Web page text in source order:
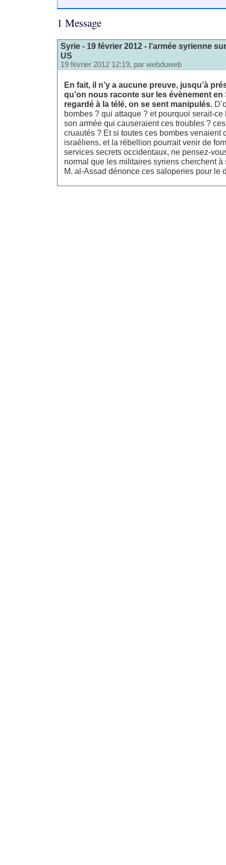
1 Message
Syrie - 19 février 2012 - l’armée syrienne
US
19 février 2012 12:19, par webduweb
En fait, il n’y a aucune preuve, jusqu’à
qu’on nous raconte sur les évènement en
regardé à la télé, on se sent manipulés.
bombes ? qui attaque ? et pourquoi serait-
son armée qui causeraient ces troubles ?
cruautés ? Et si toutes ces bombes venaient
israéliens, et la rébellion pourrait venir de
services secrets occidentaux, ne pensez-
normal que les militaires syriens cherchent
M. al-Assad dénonce ces saloperies pour